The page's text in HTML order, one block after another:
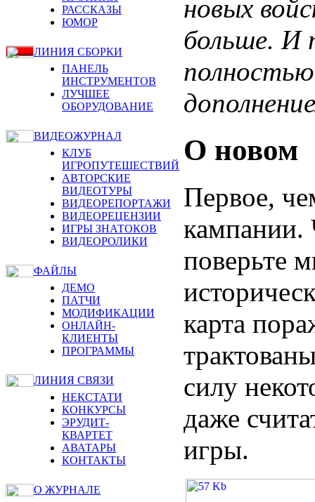
РАССКАЗЫ
ЮМОР
ЛИНИЯ СБОРКИ
ПАНЕЛЬ
ИНСТРУМЕНТОВ
ЛУЧШЕЕ
ОБОРУДОВАНИЕ
ВИДЕОЖУРНАЛ
КЛУБ
ИГРОПУТЕШЕСТВИЙ
АВТОРСКИЕ
ВИДЕОТУРЫ
ВИДЕОРЕПОРТАЖИ
ВИДЕОРЕЦЕНЗИИ
ИГРЫ ЗНАТОКОВ
ВИДЕОРОЛИКИ
ФАЙЛЫ
ДЕМО
ПАТЧИ
МОДИФИКАЦИИ
ОНЛАЙН-
КЛИЕНТЫ
ПРОГРАММЫ
ЛИНИЯ СВЯЗИ
НЕКСТАТИ
КОНКУРСЫ
ЭРУДИТ-
КВАРТЕТ
АВАТАРЫ
КОНТАКТЫ
О ЖУРНАЛЕ
новых
больше. И
О новом
Первое,
кампании.
поверьте
карта
силу
даже
игры.